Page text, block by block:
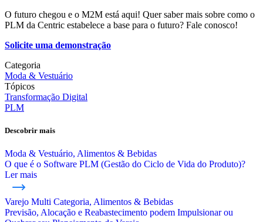
O futuro chegou e o M2M está aqui! Quer saber mais sobre como o
PLM da Centric estabelece a base para o futuro? Fale conosco!
Solicite uma demonstração
Categoria
Moda & Vestuário
Tópicos
Transformação Digital
PLM
Descobrir mais
Moda & Vestuário, Alimentos & Bebidas
O que é o Software PLM (Gestão do Ciclo de Vida do Produto)?
Ler mais
Varejo Multi Categoria, Alimentos & Bebidas
Previsão, Alocação e Reabastecimento podem Impulsionar ou